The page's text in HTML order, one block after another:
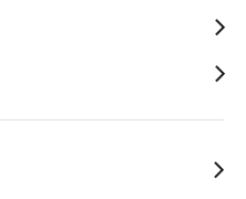
チスクリーンの
ットワーク接
実現可能にする
（STB）ソリュ